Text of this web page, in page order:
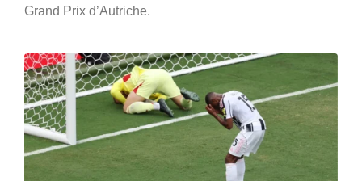
Grand Prix d’Autriche.